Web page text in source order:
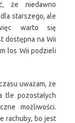
że niedawno
starszego, ale
warto się
dostępna na Wii
los Wii podzieli
uważam, że
tle pozostałych
możliwości.
rachuby, bo jest